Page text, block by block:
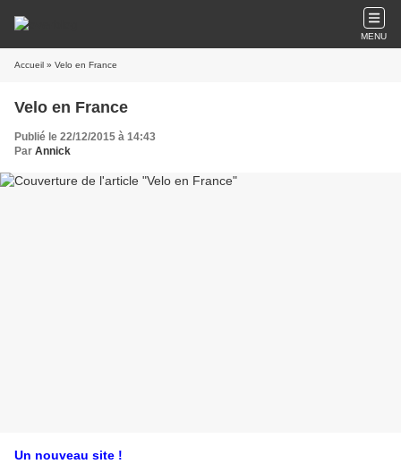
MENU
Accueil » Velo en France
Velo en France
Publié le 22/12/2015 à 14:43
Par Annick
Un nouveau site !